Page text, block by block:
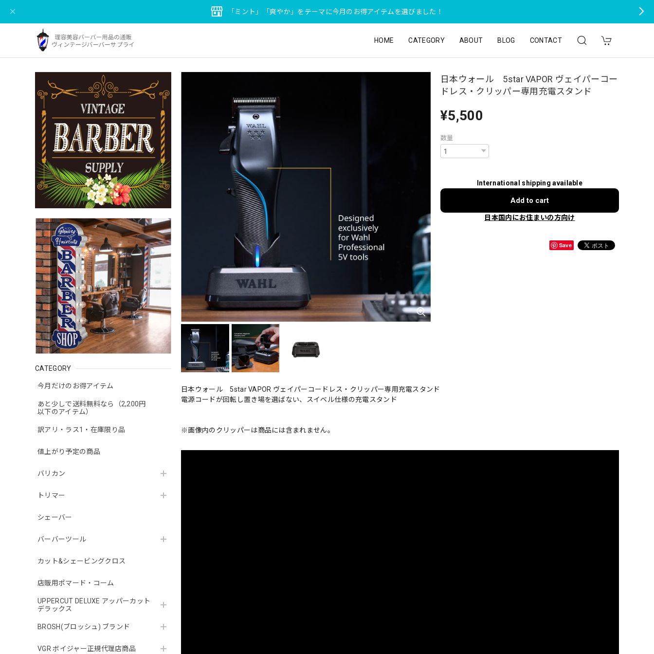
「ミント」「爽やか」をテーマに今月のお得アイテムを選びました！
HOME CATEGORY ABOUT BLOG CONTACT
CATEGORY
今月だけのお得アイテム
あと少しで送料無料なら（2,200円
以下のアイテム）
訳アリ・ラス1・在庫限り品
値上がり予定の商品
バリカン
トリマー
シェーバー
バーバーツール
カット&シェービングクロス
店販用ポマード・コーム
UPPERCUT DELUXE アッパーカット
デラックス
BROSH(ブロッシュ) ブランド
VGR ボイジャー正規代理店商品
日本ウォール 5star VAPOR ヴェイパーコー
ドレス・クリッパー専用充電スタンド
¥5,500
数量
International shipping available
Add to cart
日本国内にお住まいの方向け
Save
日本ウォール 5star VAPOR ヴェイパーコードレス・クリッパー専用充電スタンド
電源コードが回転し置き場を選ばない、スイベル仕様の充電スタンド
※画像内のクリッパーは商品には含まれません。